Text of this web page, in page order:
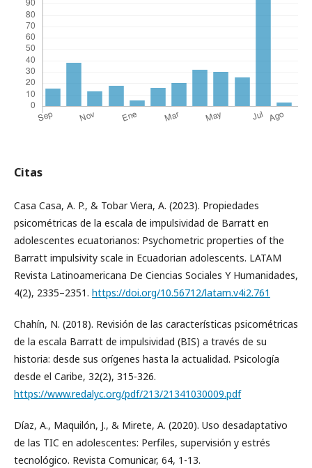
Citas
Casa Casa, A. P., & Tobar Viera, A. (2023). Propiedades
psicométricas de la escala de impulsividad de Barratt en
adolescentes ecuatorianos: Psychometric properties of the
Barratt impulsivity scale in Ecuadorian adolescents. LATAM
Revista Latinoamericana De Ciencias Sociales Y Humanidades,
4(2), 2335–2351. https://doi.org/10.56712/latam.v4i2.761
Chahín, N. (2018). Revisión de las características psicométricas
de la escala Barratt de impulsividad (BIS) a través de su
historia: desde sus orígenes hasta la actualidad. Psicología
desde el Caribe, 32(2), 315-326.
https://www.redalyc.org/pdf/213/21341030009.pdf
Díaz, A., Maquilón, J., & Mirete, A. (2020). Uso desadaptativo
de las TIC en adolescentes: Perfiles, supervisión y estrés
tecnológico. Revista Comunicar, 64, 1-13.